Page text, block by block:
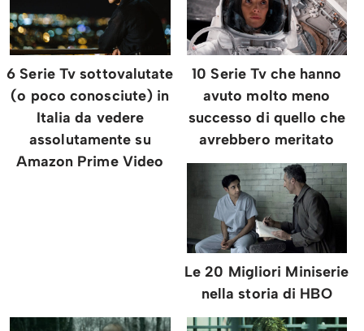
6 Serie Tv sottovalutate
(o poco conosciute) in
Italia da vedere
assolutamente su
Amazon Prime Video
10 Serie Tv che hanno
avuto molto meno
successo di quello che
avrebbero meritato
Le 20 Migliori Miniserie
nella storia di HBO